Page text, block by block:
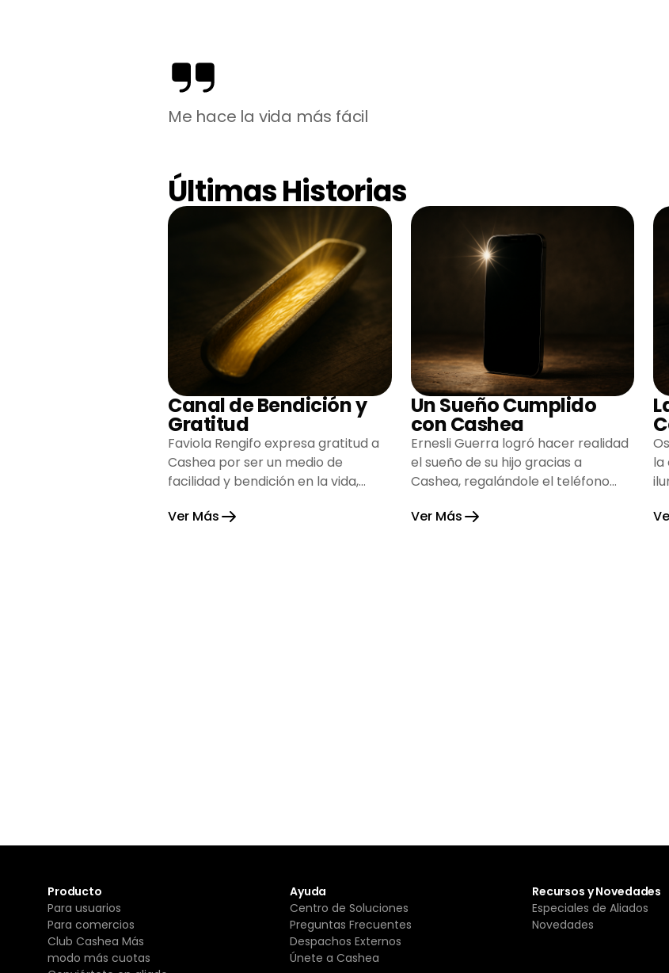
Me hace la vida más fácil
Últimas Historias
Canal de Bendición y
Gratitud
Faviola Rengifo expresa gratitud a
Cashea por ser un medio de
facilidad y bendición en la vida,
esperanza.
Ver Más
Un Sueño Cumplido
con Cashea
Ernesli Guerra logró hacer realidad
el sueño de su hijo gracias a
Cashea, regalándole el teléfono
alegría su hogar.
Ver Más
la
Producto
Para usuarios
Para comercios
Club Cashea Más
modo más cuotas
Ayuda
Centro de Soluciones
Preguntas Frecuentes
Despachos Externos
Únete a Cashea
Recursos y Novedades
Especiales de Aliados
Novedades